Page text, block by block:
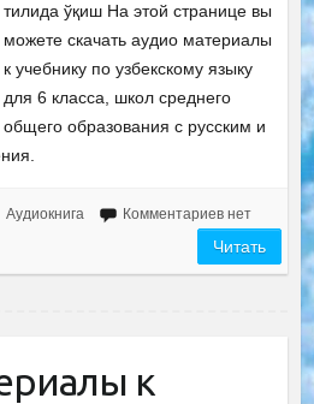
тилида ўқиш На этой странице вы
можете скачать аудио материалы
к учебнику по узбекскому языку
для 6 класса, школ среднего
общего образования с русским и
Аудиокнига Комментариев нет
Читать
к